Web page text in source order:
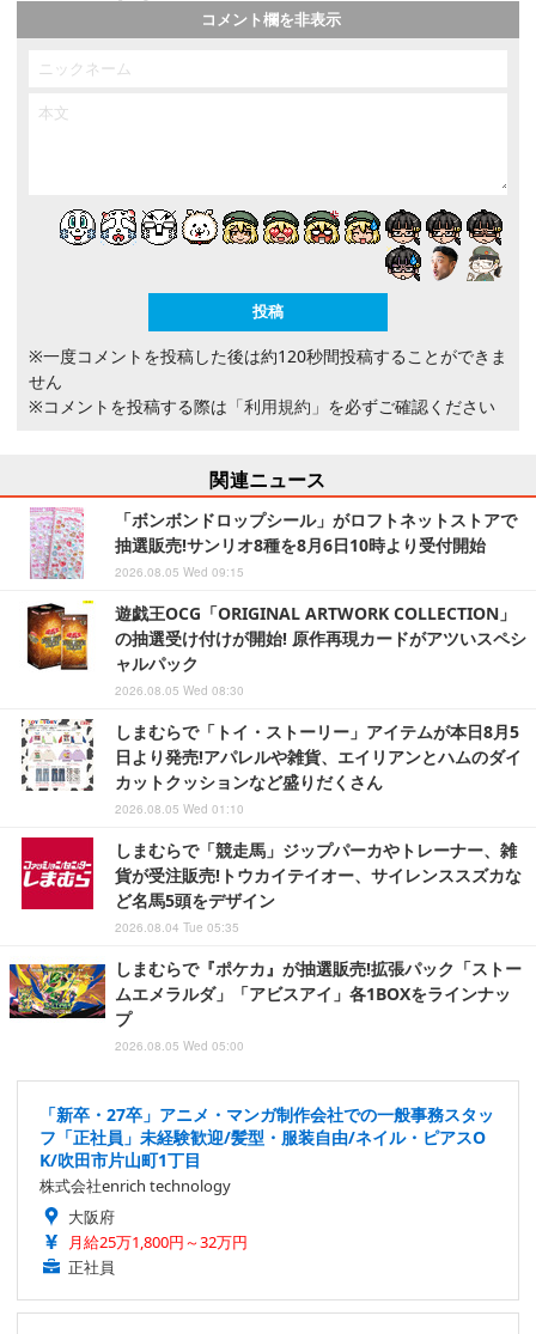
コメント欄を非表示
※一度コメントを投稿した後は約120秒間投稿することができま
せん
※コメントを投稿する際は 「利用規約」 を必ずご確認ください
関連ニュース
「ボンボンドロップシール」がロフトネットストアで
抽選販売!サンリオ8種を8月6日10時より受付開始
2026.08.05 Wed 09:15
遊戯王OCG「ORIGINAL ARTWORK COLLECTION」
の抽選受け付けが開始! 原作再現カードがアツいスペシ
ャルパック
2026.08.05 Wed 08:30
しまむらで「トイ・ストーリー」アイテムが本日8月5
日より発売!アパレルや雑貨、エイリアンとハムのダイ
カットクッションなど盛りだくさん
2026.08.05 Wed 01:10
しまむらで「競走馬」ジップパーカやトレーナー、雑
貨が受注販売!トウカイテイオー、サイレンススズカな
ど名馬5頭をデザイン
2026.08.04 Tue 05:35
しまむらで『ポケカ』が抽選販売!拡張パック「ストー
ムエメラルダ」「アビスアイ」各1BOXをラインナッ
プ
2026.08.05 Wed 05:00
「新卒・27卒」アニメ・マンガ制作会社での一般事務スタッ
フ「正社員」未経験歓迎/髪型・服装自由/ネイル・ピアスO
K/吹田市片山町1丁目
株式会社enrich technology
大阪府
月給25万1,800円～32万円
正社員